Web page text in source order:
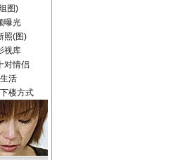
图)
曝光
照(图)
视库
对情侣
活
楼方式